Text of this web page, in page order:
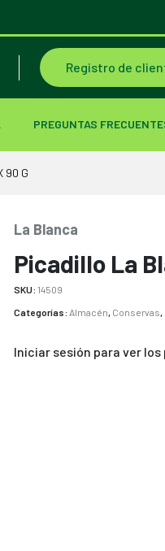
Registro de
PREGUNTAS
90 G
La Blanca
Picadillo La
SKU: 14509
Categorías: Almacén, Conservas,
Iniciar sesión para ver